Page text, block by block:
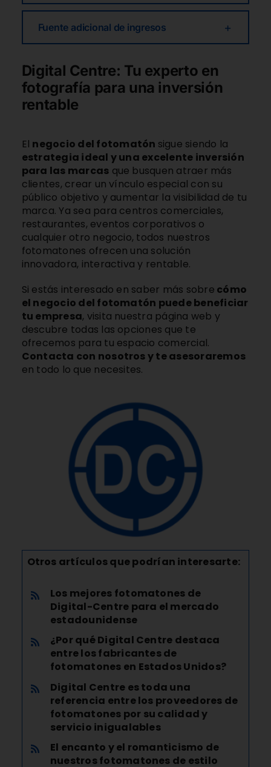
Fuente adicional de ingresos
Digital Centre: Tu experto en
fotografía para una inversión
rentable
El negocio del fotomatón sigue siendo la
estrategia ideal y una excelente inversión
para las marcas que busquen atraer más
clientes, crear un vínculo especial con su
público objetivo y aumentar la visibilidad de tu
marca. Ya sea para centros comerciales,
restaurantes, eventos corporativos o
cualquier otro negocio, todos nuestros
fotomatones ofrecen una solución
innovadora, interactiva y rentable.
Si estás interesado en saber más sobre cómo
el negocio del fotomatón puede beneficiar
tu empresa, visita nuestra página web y
descubre todas las opciones que te
ofrecemos para tu espacio comercial.
Contacta con nosotros y te asesoraremos
en todo lo que necesites.
Otros artículos que podrían interesarte:
Los mejores fotomatones de
Digital-Centre para el mercado
estadounidense
¿Por qué Digital Centre destaca
entre los fabricantes de
fotomatones en Estados Unidos?
Digital Centre es toda una
referencia entre los proveedores de
fotomatones por su calidad y
servicio inigualables
El encanto y el romanticismo de
nuestros fotomatones de estilo